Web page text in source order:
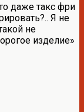
даже такс фри
Я не
не
изделие»